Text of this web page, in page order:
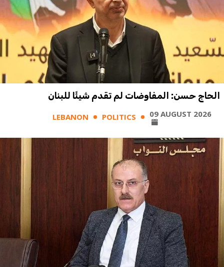
الحاج حسن: المفاوضات لم تقدم شيئًا للبنان
LEBANON POLITICS 09 AUGUST 2026